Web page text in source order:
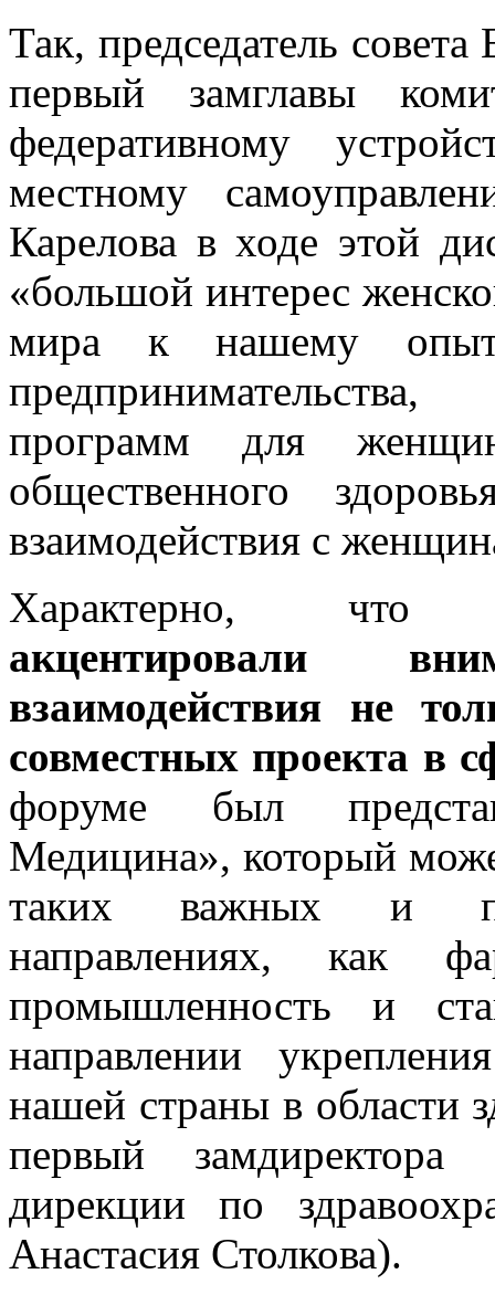
Так, председатель
первый замглавы
федеративному
местному
Карелова в ходе этой
«большой интерес
мира к нашему
программ для
общественного
взаимодействия с
Характерно, что
акцентировали
взаимодействия не
совместных проекта в
форуме был
Медицина», который
таких важных и
направлениях, как
промышленность и
направлении
нашей страны в области
первый замдиректора
дирекции по
Анастасия Столкова).